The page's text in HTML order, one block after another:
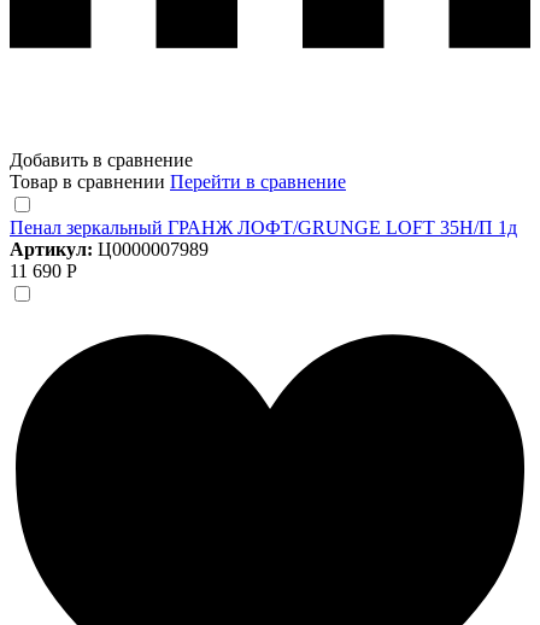
Добавить в сравнение
Товар в сравнении Перейти в сравнение
Пенал зеркальный ГРАНЖ ЛОФТ/GRUNGE LOFT 35Н/П 1д
Артикул: Ц0000007989
11 690 Р